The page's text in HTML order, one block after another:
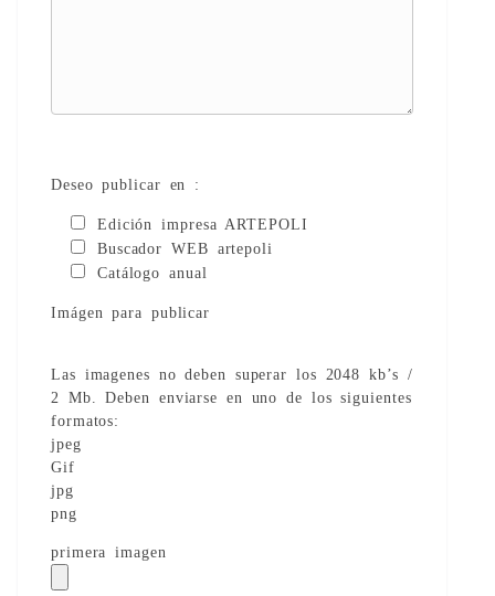
Deseo publicar en :
Edición impresa ARTEPOLI
Buscador WEB artepoli
Catálogo anual
Imágen para publicar
Las imagenes no deben superar los 2048 kb’s /
2 Mb. Deben enviarse en uno de los siguientes
formatos:
jpeg
Gif
jpg
png
primera imagen